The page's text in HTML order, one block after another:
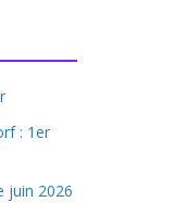
: 1er
juin 2026